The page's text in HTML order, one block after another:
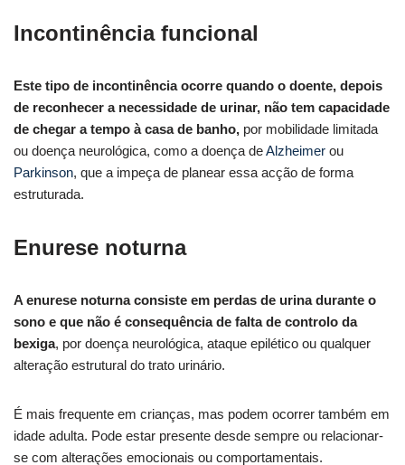
Incontinência funcional
Este tipo de incontinência ocorre quando o doente, depois
de reconhecer a necessidade de urinar, não tem capacidade
de chegar a tempo à casa de banho, por mobilidade limitada
ou doença neurológica, como a doença deAlzheimer ou
Parkinson, que a impeça de planear essa acção de forma
estruturada.
Enurese noturna
A enurese noturna consiste em perdas de urina durante o
sono e que não é consequência de falta de controlo da
bexiga, por doença neurológica, ataque epilético ou qualquer
alteração estrutural do trato urinário.
É mais frequente em crianças, mas podem ocorrer também em
idade adulta. Pode estar presente desde sempre ou relacionar-
se com alterações emocionais ou comportamentais.